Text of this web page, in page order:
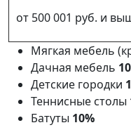
от 500 001 руб. и
Мягкая мебель
Дачная мебель
Детские городки
Теннисные столы
Батуты 10%